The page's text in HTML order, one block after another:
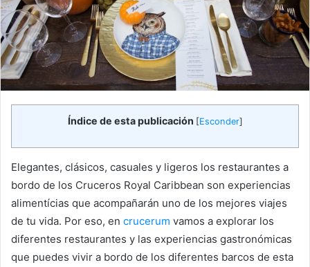
Índice de esta publicación [Esconder]
Elegantes, clásicos, casuales y ligeros los restaurantes a
bordo de los Cruceros Royal Caribbean son experiencias
alimentícias que acompañarán uno de los mejores viajes
de tu vida. Por eso, en crucerum vamos a explorar los
diferentes restaurantes y las experiencias gastronómicas
que puedes vivir a bordo de los diferentes barcos de esta